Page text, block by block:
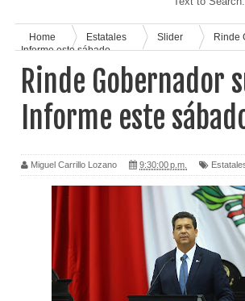
Home Estatales Slider
Rinde
Informe este sábado
Rinde Gobernador
Informe este
Miguel Carrillo Lozano 9:30:00 p.m.